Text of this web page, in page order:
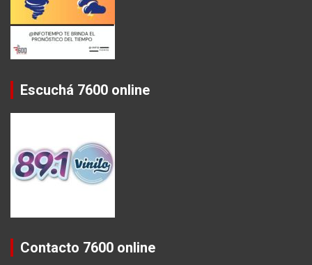
Escuchá 7600 online
Contacto 7600 online